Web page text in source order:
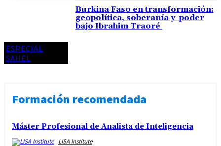
ESPECIAL
SAHEL
Burkina Faso en transformación:
geopolítica, soberanía y poder
bajo Ibrahim Traoré
Formación recomendada
Máster Profesional de Analista de Inteligencia
LISA Institute